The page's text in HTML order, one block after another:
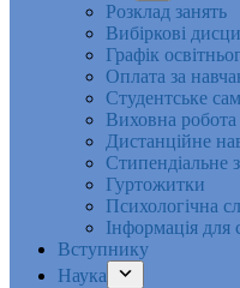
Розклад занять
Вибіркові
Графік
Оплата за
Студентське
Виховна робота
Дистанційне
Стипендіальне
Гуртожитки
Психологічна
Інформація для
Вступнику
Наука